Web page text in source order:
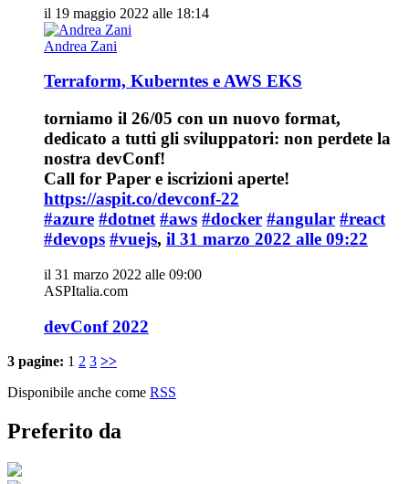
il 19 maggio 2022 alle 18:14
Andrea Zani
Terraform, Kuberntes e AWS EKS
torniamo il 26/05 con un nuovo format,
dedicato a tutti gli sviluppatori: non perdete la
nostra devConf!
Call for Paper e iscrizioni aperte!
https://aspit.co/devconf-22
#azure #dotnet #aws #docker #angular #react
#devops #vuejs, il 31 marzo 2022 alle 09:22
il 31 marzo 2022 alle 09:00
ASPItalia.com
devConf 2022
3 pagine: 1 2 3 >>
Disponibile anche come RSS
Preferito da